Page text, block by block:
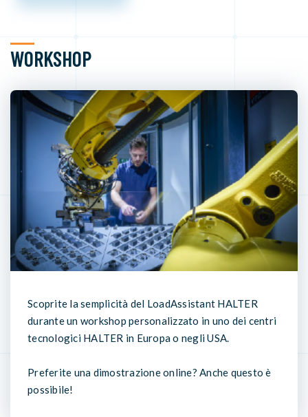
WORKSHOP
Scoprite la semplicità del LoadAssistant HALTER
durante un workshop personalizzato in uno dei centri
tecnologici HALTER in Europa o negli USA.
Preferite una dimostrazione online? Anche questo è
possibile!